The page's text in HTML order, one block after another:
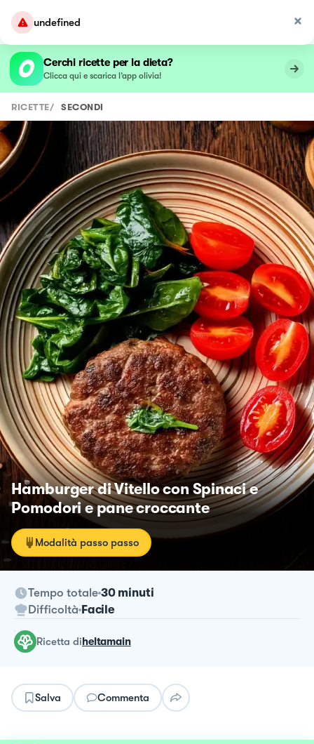
undefined
Cerchi ricette per la dieta?
Clicca qui e scarica l’app olivia!
RICETTE/ SECONDI
Hamburger di Vitello con Spinaci e
Pomodori e pane croccante
Modalità passo passo
Tempo totale 30 minuti
Difficoltà Facile
ricetta diheltamain
Salva Commenta